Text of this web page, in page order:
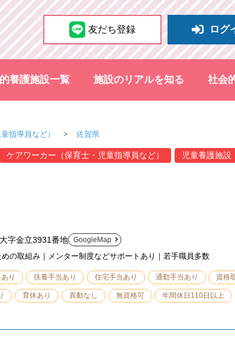
友だち登録 ログ
養護施設一覧 施設のリアルを知る 社会
指導員など） 佐賀県
ケアワーカー（保育士・児童指導員など） 児童養護施設
字金立3931番地
GoogleMap
の取組み｜メンター制度などサポートあり｜若手職員多数
り 扶養手当あり 住宅手当あり 通勤手当あり 資格
育休あり 異動なし 無資格可 年間休日110日以上